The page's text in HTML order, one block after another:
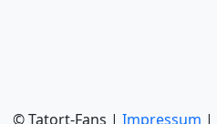
© Tatort-Fans | Impressum |